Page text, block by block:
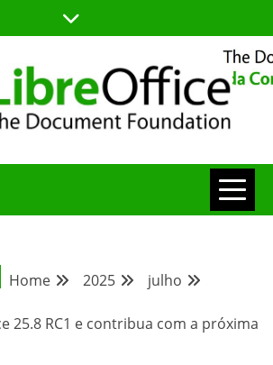
DA
Home 2025
julho
25.8 RC1 e contribua com a próxima